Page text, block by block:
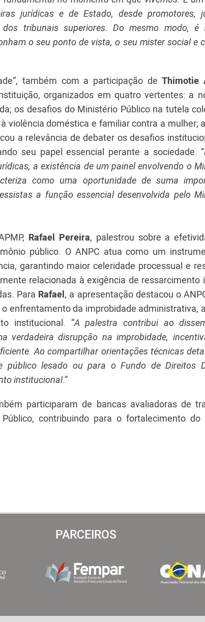
jurídicas e de Estado, desde promotores,
tribunais superiores. Do mesmo modo, é
o seu ponto de vista, o seu mister social e
também com a participação deThimotie
organizados em quatro vertentes: a
os desafios do Ministério Público na tutela
violência doméstica e familiar contra a mulher;
a relevância de debater os desafios
seu papel essencial perante a sociedade. “
a existência de um painel envolvendo o
como uma oportunidade de suma
a função essencial desenvolvida pelo
Rafael Pereira, palestrou sobre a
público. O ANPC atua como um
garantindo maior celeridade processual e
relacionada à exigência de ressarcimento
Para Rafael, a apresentação destacou o
enfrentamento da improbidade administrativa,
institucional. “A palestra contribui ao
verdadeira disrupção na improbidade,
Ao compartilhar orientações técnicas
lesado ou para o Fundo de Direitos
institucional.”
participaram de bancas avaliadoras de
contribuindo para o fortalecimento do
PARCEIROS